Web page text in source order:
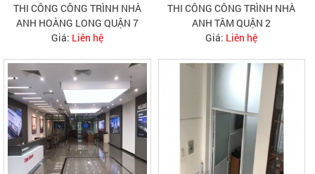
THI CÔNG CÔNG TRÌNH NHÀ
ANH HOÀNG LONG QUẬN 7
Giá: Liên hệ
THI CÔNG CÔNG TRÌNH NHÀ
ANH TÂM QUẬN 2
Giá: Liên hệ